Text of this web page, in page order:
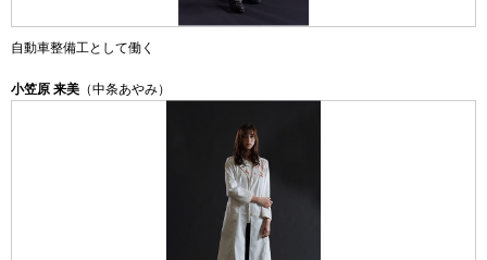
自動車整備工として働く
小笠原 来美 （中条あやみ）